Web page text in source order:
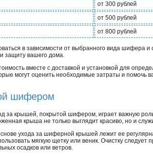
от 300 рублей
от 500 рублей
от 800 рублей
в зависимости от выбранного вида шифера
защиту вашего дома.
вместе с доставкой и установкой для
могут оценить необходимые затраты и
шифером
за крышей, покрытой шифером, играет важную
крыша не только выглядит красиво, но и
ухода за шиферной крышей лежит ее
мягкую щетку или веник. Очистку
осадков или ветров.